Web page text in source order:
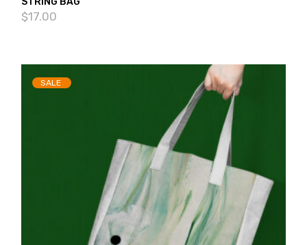
$17.00
SALE